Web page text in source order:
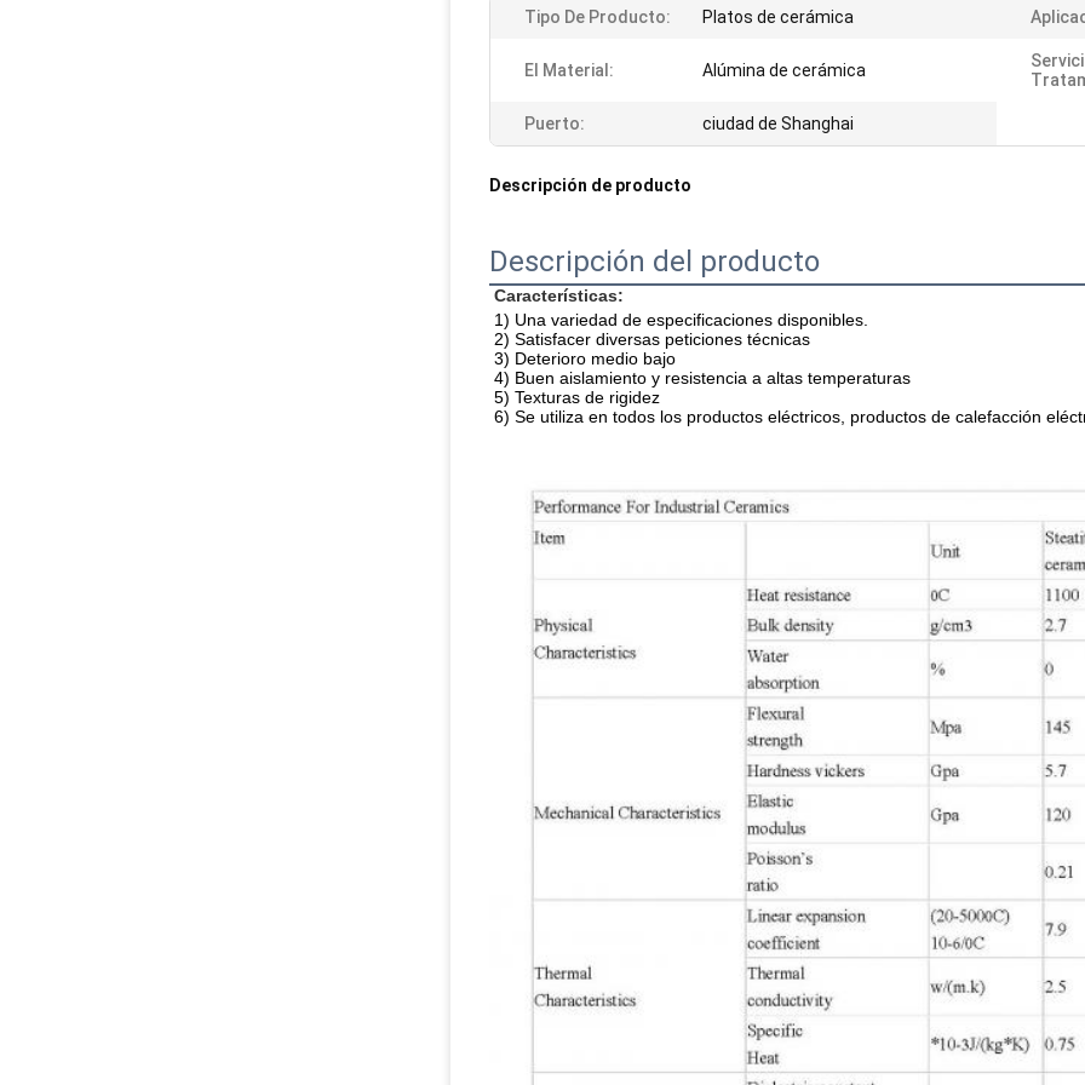
Tipo De Producto: Platos de cerámica
El Material: Alúmina de cerámica
Puerto: ciudad de Shanghai
Descripción de producto
Descripción del producto
Características:
1) Una variedad de especificaciones disponibles.
2) Satisfacer diversas peticiones técnicas
3) Deterioro medio bajo
4) Buen aislamiento y resistencia a altas temperaturas
5) Texturas de rigidez
6) Se utiliza en todos los productos eléctricos, productos de calefacción